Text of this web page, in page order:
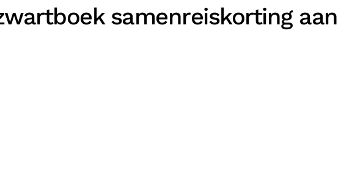
samenreiskorting aan